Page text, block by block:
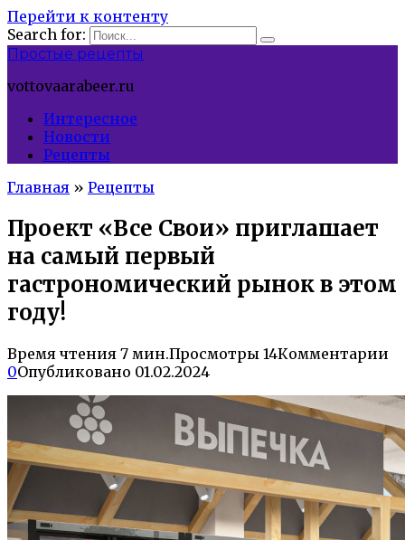
Перейти к контенту
Search for:
Простые рецепты
vottovaarabeer.ru
Интересное
Новости
Рецепты
Главная » Рецепты
Проект «Все Свои» приглашает
на самый первый
гастрономический рынок в этом
году!
Время чтения 7 мин.Просмотры 14Комментарии
0Опубликовано 01.02.2024